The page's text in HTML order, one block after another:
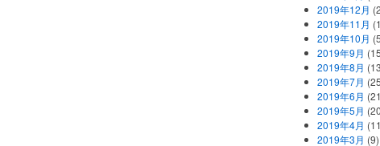
2019年12月
2019年11月
2019年10月
2019年9月
2019年8月
2019年7月
2019年6月
2019年5月
2019年4月
2019年3月 (9)